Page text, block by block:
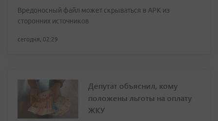
Вредоносный файл может скрываться в APK из
сторонних источников
сегодня, 02:29
Депутат объяснил, кому
положены льготы на оплату
ЖКУ